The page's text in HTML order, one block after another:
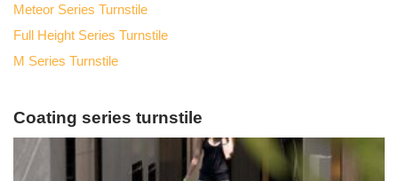
Meteor Series Turnstile
Full Height Series Turnstile
M Series Turnstile
Coating series turnstile